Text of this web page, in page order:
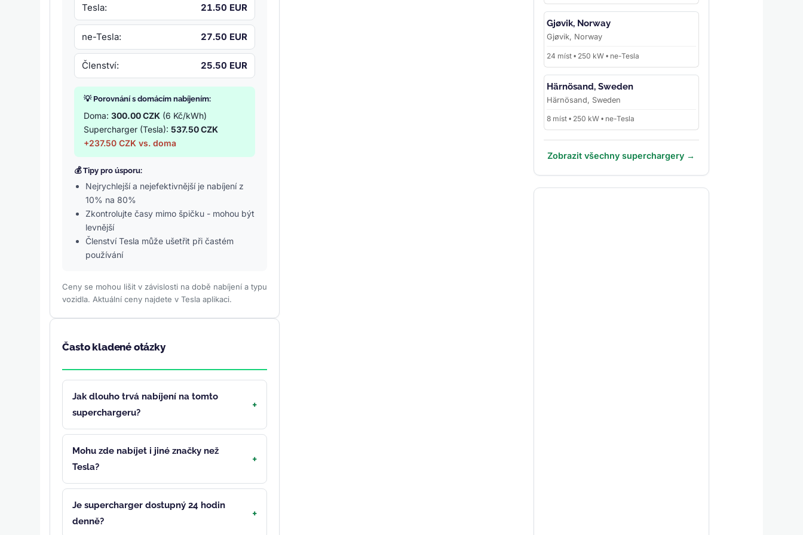
Tesla: 21.50 EUR
ne-Tesla: 27.50 EUR
Členství: 25.50 EUR
💡 Porovnání s domácím nabíjením:
Doma:300.00 CZK (6 Kč/kWh)
Supercharger (Tesla):537.50 CZK
+237.50 CZK vs. doma
💰 Tipy pro úsporu:
Nejrychlejší a nejefektivnější je nabíjení z
10% na 80%
Zkontrolujte časy mimo špičku - mohou být
levnější
Členství Tesla může ušetřit při častém
používání
Ceny se mohou lišit v závislosti na době nabíjení a typu
vozidla. Aktuální ceny najdete v Tesla aplikaci.
Často kladené otázky
Jak dlouho trvá nabíjení na tomto
superchargeru?
Mohu zde nabíjet i jiné značky než
Tesla?
Je supercharger dostupný 24 hodin
denně?
Gjøvik, Norway
Gjøvik, Norway
24 míst • 250 kW • ne-Tesla
Härnösand, Sweden
Härnösand, Sweden
8 míst • 250 kW • ne-Tesla
Zobrazit všechny superchargery →